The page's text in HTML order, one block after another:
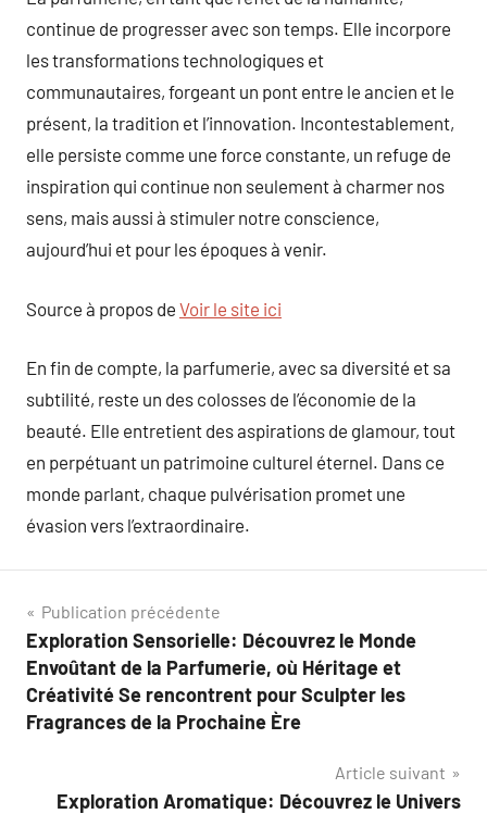
continue de progresser avec son temps. Elle incorpore
les transformations technologiques et
communautaires, forgeant un pont entre le ancien et le
présent, la tradition et l’innovation. Incontestablement,
elle persiste comme une force constante, un refuge de
inspiration qui continue non seulement à charmer nos
sens, mais aussi à stimuler notre conscience,
aujourd’hui et pour les époques à venir.
Source à propos de Voir le site ici
En fin de compte, la parfumerie, avec sa diversité et sa
subtilité, reste un des colosses de l’économie de la
beauté. Elle entretient des aspirations de glamour, tout
en perpétuant un patrimoine culturel éternel. Dans ce
monde parlant, chaque pulvérisation promet une
évasion vers l’extraordinaire.
Navigation
de
l’article
Publication précédente
Exploration Sensorielle: Découvrez le Monde
Envoûtant de la Parfumerie, où Héritage et
Créativité Se rencontrent pour Sculpter les
Fragrances de la Prochaine Ère
Article suivant
Exploration Aromatique: Découvrez le Univers